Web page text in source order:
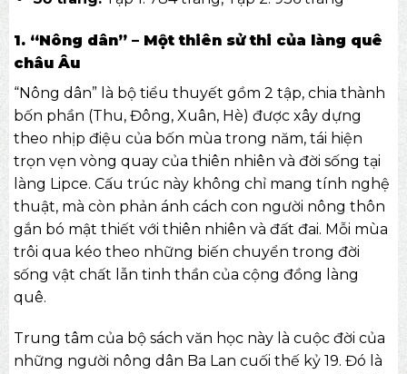
1. “Nông dân” – Một thiên sử thi của làng quê
châu Âu
“Nông dân” là bộ tiểu thuyết gồm 2 tập, chia thành
bốn phần (Thu, Đông, Xuân, Hè) được xây dựng
theo nhịp điệu của bốn mùa trong năm, tái hiện
trọn vẹn vòng quay của thiên nhiên và đời sống tại
làng Lipce. Cấu trúc này không chỉ mang tính nghệ
thuật, mà còn phản ánh cách con người nông thôn
gắn bó mật thiết với thiên nhiên và đất đai. Mỗi mùa
trôi qua kéo theo những biến chuyển trong đời
sống vật chất lẫn tinh thần của cộng đồng làng
quê.
Trung tâm của bộ sách văn họcnày là cuộc đời của
những người nông dân Ba Lan cuối thế kỷ 19. Đó là